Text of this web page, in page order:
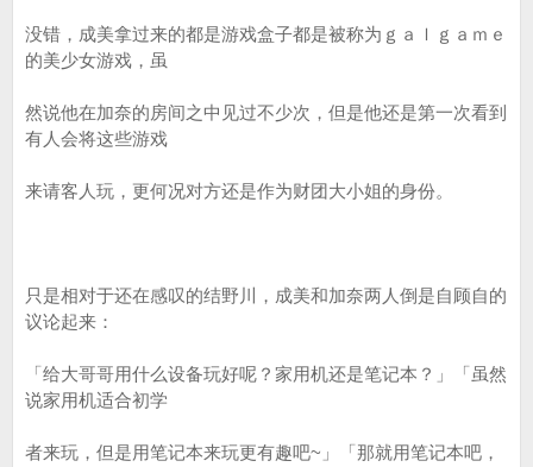
没错，成美拿过来的都是游戏盒子都是被称为ｇａｌｇａｍｅ
的美少女游戏，虽
然说他在加奈的房间之中见过不少次，但是他还是第一次看到
有人会将这些游戏
来请客人玩，更何况对方还是作为财团大小姐的身份。
只是相对于还在感叹的结野川，成美和加奈两人倒是自顾自的
议论起来：
「给大哥哥用什么设备玩好呢？家用机还是笔记本？」「虽然
说家用机适合初学
者来玩，但是用笔记本来玩更有趣吧~」「那就用笔记本吧，